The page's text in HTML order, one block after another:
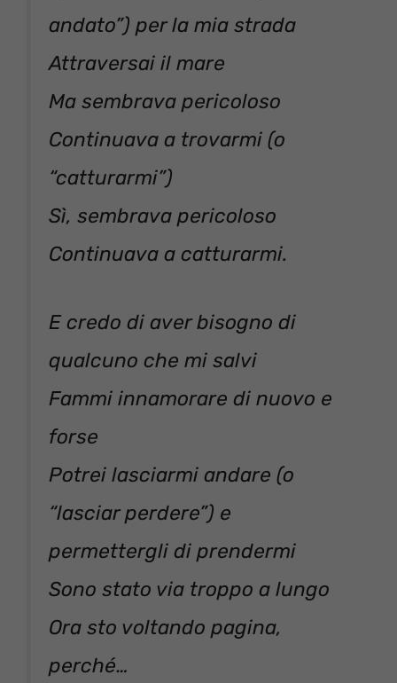
andato”) per la mia strada
Attraversai il mare
Ma sembrava pericoloso
Continuava a trovarmi (o
“catturarmi”)
Sì, sembrava pericoloso
Continuava a catturarmi.
E credo di aver bisogno di
qualcuno che mi salvi
Fammi innamorare di nuovo e
forse
Potrei lasciarmi andare (o
“lasciar perdere”) e
permettergli di prendermi
Sono stato via troppo a lungo
Ora sto voltando pagina,
perché…